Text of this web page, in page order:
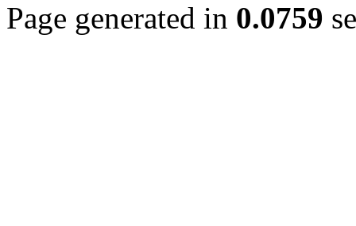
Page generated in 0.0759